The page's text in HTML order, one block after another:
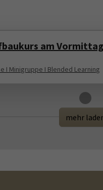
am Vormittag
I Minigruppe I Blended Learning
mehr